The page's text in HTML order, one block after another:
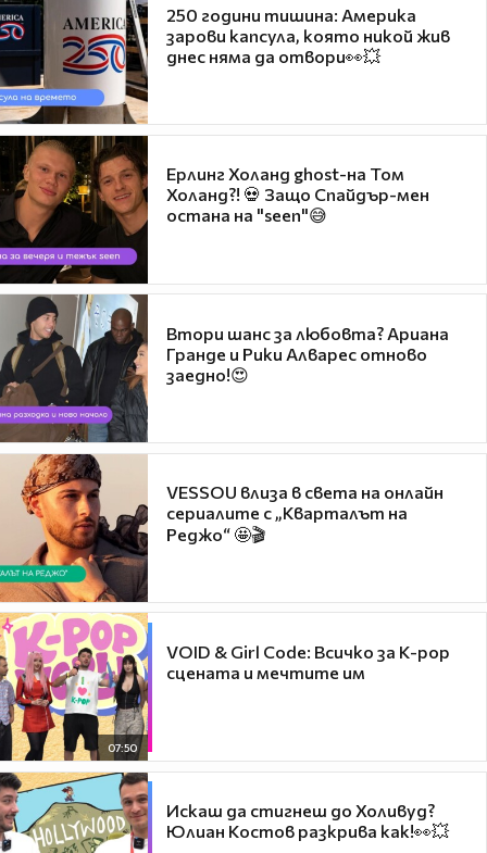
250 години тишина: Америка
зарови капсула, която никой жив
днес няма да отвори👀💥
Ерлинг Холанд ghost-на Том
Холанд?! 💀 Защо Спайдър-мен
остана на "seen"😅
Втори шанс за любовта? Ариана
Гранде и Рики Алварес отново
заедно!😍
VESSOU влиза в света на онлайн
сериалите с „Кварталът на
Реджо“ 🤩🎬
07:50
VOID & Girl Code: Всичко за K-pop
сцената и мечтите им
Искаш да стигнеш до Холивуд?
Юлиан Костов разкрива как!👀💥